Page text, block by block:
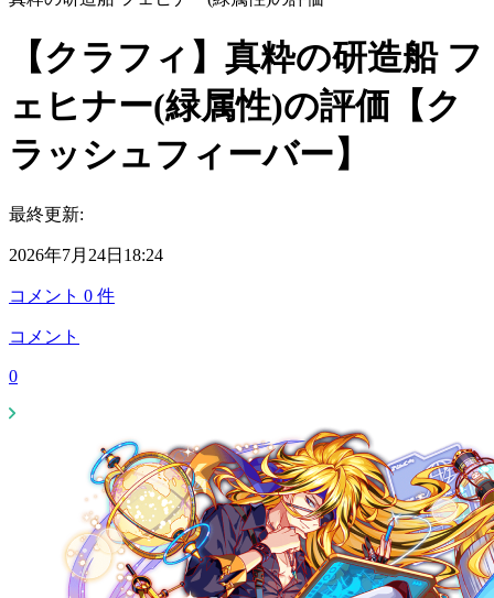
【クラフィ】真粋の研造船 フ
ェヒナー(緑属性)の評価【ク
ラッシュフィーバー】
最終更新:
2026年7月24日18:24
コメント 0 件
コメント
0